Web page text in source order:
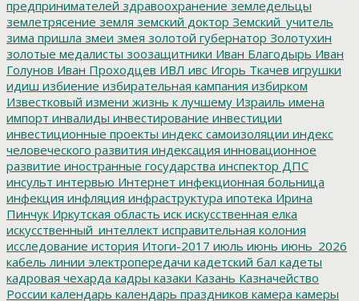
предпринимателей здравоохранение земледельцы
землетрясение земля земский доктор Земский_учитель
зима пришла змеи змея золотой губернатор Золотухин
золотые медалисты зоозащитники Иван Благодырь Иван
Голунов Иван Проходцев ИВЛ ивс Игорь Ткачев игрушки
идиш избиение избирательная кампания избирком
Известковый измени жизнь к лучшему Израиль имена
импорт инвалиды инвестирование инвестиции
инвестиционные проекты индекс самоизоляции индекс
человеческого развития индексация инновационное
развитие иностранные государства инспектор ДПС
инсульт интервью Интернет инфекционная больница
инфекция инфляция инфраструктура ипотека Ирина
Пинчук Иркутская область иск искусственная елка
искусственный_интеллект исправительная колония
исследование история Итоги-2017 июль июнь июнь_2026
кабель линии электропередачи кадетский бал кадеты
кадровая чехарда кадры казаки Казань Казначейство
России календарь календарь праздников камера камеры